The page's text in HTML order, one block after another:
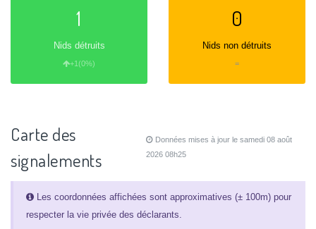
1
Nids détruits
+1(0%)
0
Nids non détruits
=
Carte des
signalements
Données mises à jour le samedi 08 août
2026 08h25
Les coordonnées affichées sont approximatives (± 100m) pour
respecter la vie privée des déclarants.